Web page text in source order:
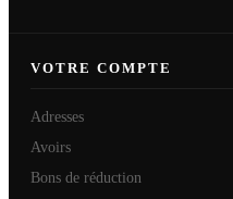
VOTRE COMPTE
Adresses
Avoirs
Bons de réduction